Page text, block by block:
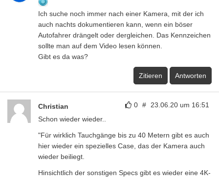
Ich suche noch immer nach einer Kamera, mit der ich
auch nachts dokumentieren kann, wenn ein böser
Autofahrer drängelt oder dergleichen. Das Kennzeichen
sollte man auf dem Video lesen können.
Gibt es da was?
Zitieren Antworten
0 # 23.06.20 um 16:51
Christian
Schon wieder wieder..
"Für wirklich Tauchgänge bis zu 40 Metern gibt es auch
hier wieder ein spezielles Case, das der Kamera auch
wieder beiliegt.
Hinsichtlich der sonstigen Specs gibt es wieder eine 4K-